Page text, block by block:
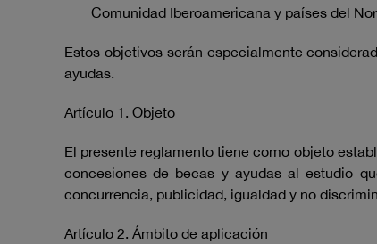
Comunidad Iberoamericana y países del
Estos objetivos serán especialmente
ayudas.
Artículo 1. Objeto
El presente reglamento tiene como objeto
concesiones de becas y ayudas al estudio
concurrencia, publicidad, igualdad y no
Artículo 2. Ámbito de aplicación